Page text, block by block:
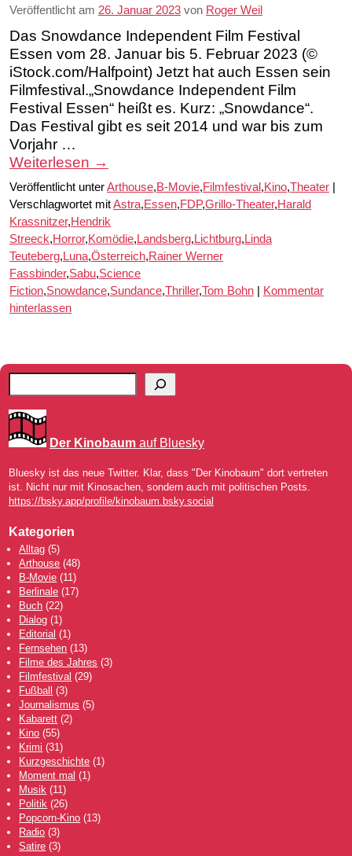
Veröffentlicht am 26. Januar 2023 von Roger Weil
Das Snowdance Independent Film Festival
Essen vom 28. Januar bis 5. Februar 2023 (©
iStock.com/Halfpoint) Jetzt hat auch Essen sein
Filmfestival.„Snowdance Independent Film
Festival Essen“ heißt es. Kurz: „Snowdance“.
Das Festival gibt es seit 2014 und war bis zum
Vorjahr …
Weiterlesen →
Veröffentlicht unterArthouse,B-Movie,Filmfestival ,Kino,Theater
Verschlagwortet mitAstra,Essen,FDP,Grillo-Theater,Harald
Krassnitzer,Hendrik
Streeck,Horror,Komödie, Landsberg, Lichtburg, Linda
Teuteberg, Luna,Österreich,Rainer Werner
Fassbinder,Sabu,Science
Fiction,Snowdance,Sundance,Thriller,Tom Bohn
Kommentar
hinterlassen
Der Kinobaum auf Bluesky
Bluesky ist das neue Twitter. Klar, dass "Der Kinobaum" dort vertreten
ist. Nicht nur mit Kinosachen, sondern auch mit politischen Posts.
https://bsky.app/profile/kinobaum.bsky.social
Kategorien
Alltag (5)
Arthouse (48)
B-Movie (11)
Berlinale (17)
Buch (22)
Dialog (1)
Editorial (1)
Fernsehen (13)
Filme des Jahres (3)
Filmfestival (29)
Fußball
(3)
Journalismus (5)
Kabarett (2)
Kino (55)
Krimi (31)
Kurzgeschichte (1)
Moment mal (1)
Musik (11)
Politik (26)
Popcorn-Kino (13)
Radio (3)
Satire (3)